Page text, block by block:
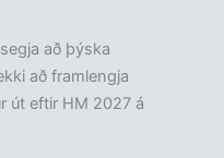
að þýska
að framlengja
út eftir HM 2027 á